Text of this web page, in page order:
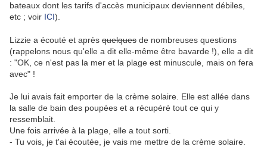
bateaux dont les tarifs d'accès municipaux deviennent débiles,
etc ; voir ICI).
Lizzie a écouté et après quelques de nombreuses questions
(rappelons nous qu'elle a dit elle-même être bavarde !), elle a dit
: "OK, ce n'est pas la mer et la plage est minuscule, mais on fera
avec" !
Je lui avais fait emporter de la crème solaire. Elle est allée dans
la salle de bain des poupées et a récupéré tout ce qui y
ressemblait.
Une fois arrivée à la plage, elle a tout sorti.
- Tu vois, je t'ai écoutée, je vais me mettre de la crème solaire.